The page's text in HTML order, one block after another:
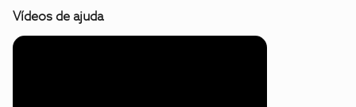
Vídeos de ajuda